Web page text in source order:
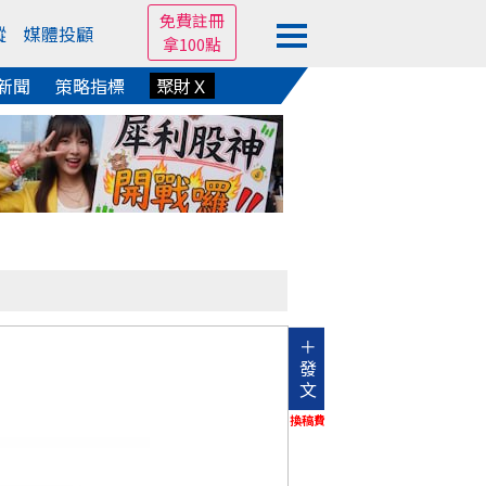
媒體投顧
免費註冊
拿100點
聞 策略指標 聚財Ｘ
＋
發
文
換稿費